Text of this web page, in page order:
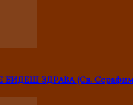
ЗДРАВА (Св. Серафим